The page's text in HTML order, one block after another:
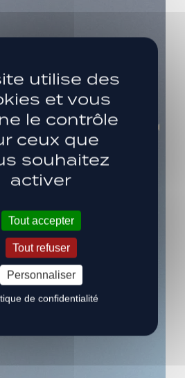
utilise des
et vous
le contrôle
ceux que
souhaitez
activer
Tout accepter
Tout refuser
Personnaliser
de confidentialité